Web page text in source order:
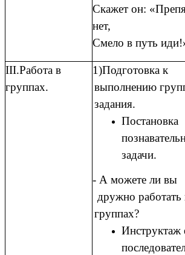
Скажет он:
нет,
Смело в путь
III.Работа в
группах.
1)Подготовка к
выполнению
задания.
Постановка
задачи.
- А можете ли вы
дружно работать
группах?
Инструктаж